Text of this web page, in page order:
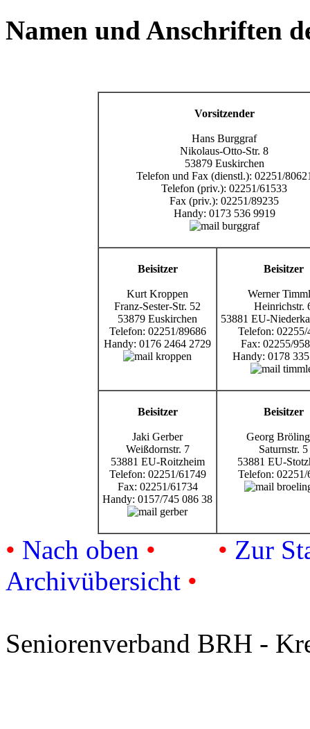
Namen und Anschriften
Vorsitzender
Hans Burggraf
Nikolaus-Otto-Str. 8
53879 Euskirchen
Telefon und Fax (dienstl.): 02251/
Telefon (priv.): 02251/61533
Fax (priv.): 02251/89235
Handy: 0173 536 9919
Beisitzer
Kurt Kroppen
Franz-Sester-Str. 52
53879 Euskirchen
Telefon: 02251/89686
Handy: 0176 2464 2729
Beisitzer
Werner
Heinrichstr.
53881 EU-
Telefon: 02255/
Fax: 02255/
Handy: 0178
Beisitzer
Jaki Gerber
Weißdornstr. 7
53881 EU-Roitzheim
Telefon: 02251/61749
Fax: 02251/61734
Handy: 0157/745 086 38
Beisitzer
Georg
Saturnstr. 5
53881 EU-
Telefon: 02251/
• Nach oben • • Zur
Archivübersicht •
Seniorenverband BRH -